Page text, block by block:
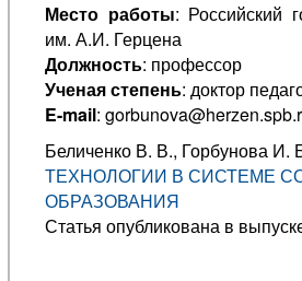
Место работы: Российский
им. А.И. Герцена
Должность: профессор
Ученая степень: доктор
E-mail:
Беличенко В. В., Горбунова И.
ТЕХНОЛОГИИ В СИСТЕМЕ
ОБРАЗОВАНИЯ
Статья опубликована в